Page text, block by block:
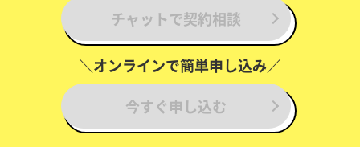
チャットで契約相談
＼オンラインで簡単申し込み／
今すぐ申し込む